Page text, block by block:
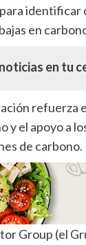
identificar
en
en tu
refuerza
y el apoyo a
de carbono.
Group (el